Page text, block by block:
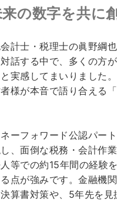
の数字を共に
計士・税理士の眞野綱也
話する中で、多くの方
実感してまいりました
様が本音で語り合える
ーフォワード公認パー
、面倒な税務・会計作
等での約15年間の経験
点が強みです。金融機
算書対策や、5年先を